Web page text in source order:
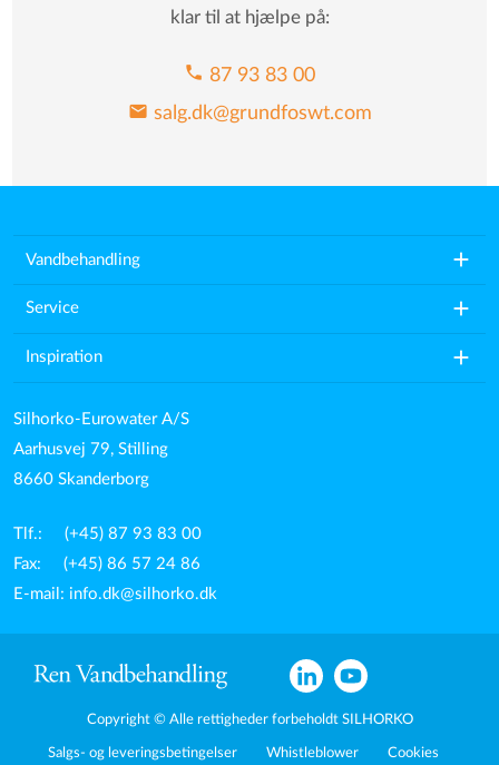
klar til at hjælpe på:
phone 87 93 83 00
mail salg.dk@grundfoswt.com
Vandbehandling add
Service add
Inspiration add
Silhorko-Eurowater A/S
Aarhusvej 79, Stilling
8660 Skanderborg
Tlf.: (+45) 87 93 83 00
Fax: (+45) 86 57 24 86
E-mail: info.dk@silhorko.dk
Copyright © Alle rettigheder forbeholdt SILHORKO
Salgs- og leveringsbetingelser Whistleblower Cookies